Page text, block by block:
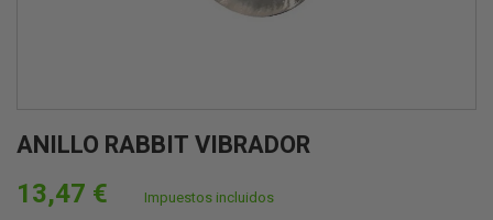
ANILLO RABBIT VIBRADOR
13,47 € Impuestos incluidos